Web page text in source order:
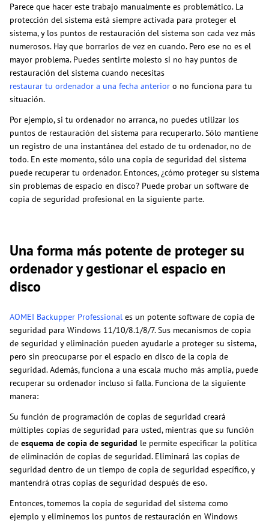
Parece que hacer este trabajo manualmente es problemático. La
protección del sistema está siempre activada para proteger el
sistema, y los puntos de restauración del sistema son cada vez más
numerosos. Hay que borrarlos de vez en cuando. Pero ese no es el
mayor problema. Puedes sentirte molesto si no hay puntos de
restauración del sistema cuando necesitas
restaurar tu ordenador a una fecha anterior o no funciona para tu
situación.
Por ejemplo, si tu ordenador no arranca, no puedes utilizar los
puntos de restauración del sistema para recuperarlo. Sólo mantiene
un registro de una instantánea del estado de tu ordenador, no de
todo. En este momento, sólo una copia de seguridad del sistema
puede recuperar tu ordenador. Entonces, ¿cómo proteger su sistema
sin problemas de espacio en disco? Puede probar un software de
copia de seguridad profesional en la siguiente parte.
Una forma más potente de proteger su
ordenador y gestionar el espacio en
disco
AOMEI Backupper Professional es un potente software de copia de
seguridad para Windows 11/10/8.1/8/7. Sus mecanismos de copia
de seguridad y eliminación pueden ayudarle a proteger su sistema,
pero sin preocuparse por el espacio en disco de la copia de
seguridad. Además, funciona a una escala mucho más amplia, puede
recuperar su ordenador incluso si falla. Funciona de la siguiente
manera:
Su función de programación de copias de seguridad creará
múltiples copias de seguridad para usted, mientras que su función
de esquema de copia de seguridad le permite especificar la política
de eliminación de copias de seguridad. Eliminará las copias de
seguridad dentro de un tiempo de copia de seguridad específico, y
mantendrá otras copias de seguridad después de eso.
Entonces, tomemos la copia de seguridad del sistema como
ejemplo y eliminemos los puntos de restauración en Windows